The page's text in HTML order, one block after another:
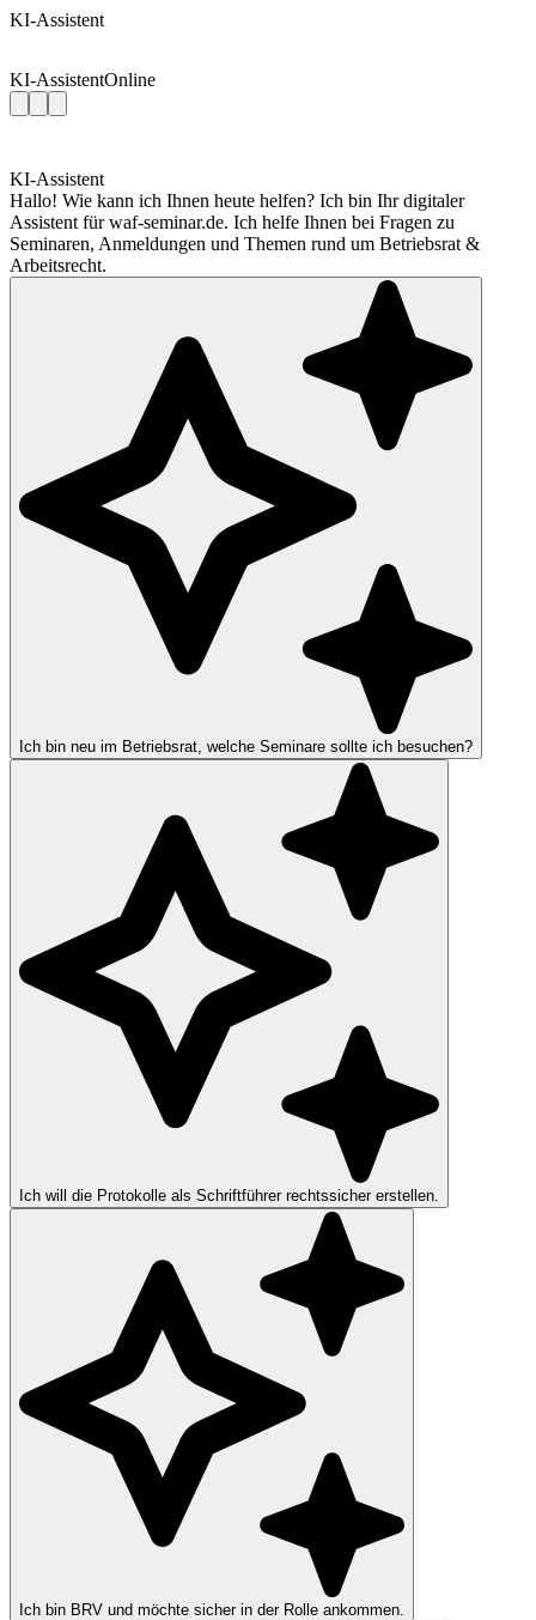
KI-Assistent
KI-AssistentOnline
KI-Assistent
Hallo! Wie kann ich Ihnen heute helfen? Ich bin Ihr digitaler
Assistent für waf-seminar.de. Ich helfe Ihnen bei Fragen zu
Seminaren, Anmeldungen und Themen rund um Betriebsrat &
Arbeitsrecht.
Ich bin neu im Betriebsrat, welche Seminare sollte ich besuchen?
Ich will die Protokolle als Schriftführer rechtssicher erstellen.
Ich bin BRV und möchte sicher in der Rolle ankommen.